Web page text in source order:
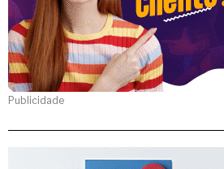
Publicidade